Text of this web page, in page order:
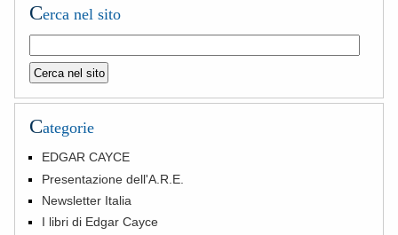
Cerca nel sito
Categorie
EDGAR CAYCE
Presentazione dell'A.R.E.
Newsletter Italia
I libri di Edgar Cayce